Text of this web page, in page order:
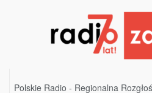
Polskie Radio - Regionalna